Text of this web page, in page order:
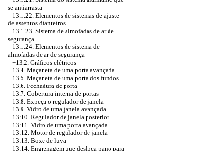
se antiarrasta
13.1.22. Elementos de sistemas de ajuste
de assentos dianteiros
13.1.23. Sistema de almofadas de ar de
segurança
13.1.24. Elementos de sistema de
almofadas de ar de segurança
+13.2. Gráficos elétricos
13.4. Maçaneta de uma porta avançada
13.5. Maçaneta de uma porta dos fundos
13.6. Fechadura de porta
13.7. Cobertura interna de portas
13.8. Expeça o regulador de janela
13.9. Vidro de uma janela avançada
13:10. Regulador de janela posterior
13:11. Vidro de uma porta avançada
13:12. Motor de regulador de janela
13:13. Boxe de luva
13:14. Engrenagem que desloca pano para